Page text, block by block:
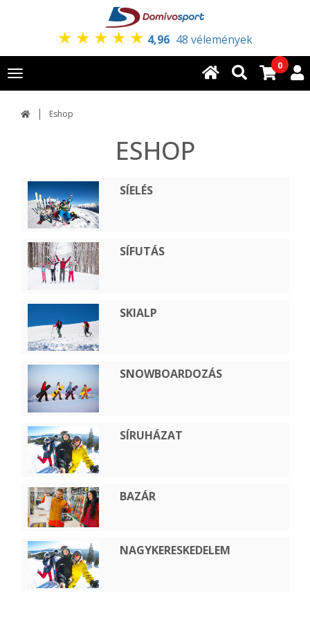
★ ★ ★ ★ ★ 4,96 48 vélemények
Toggle
navigation
0
Eshop
ESHOP
SÍELÉS
SÍFUTÁS
SKIALP
SNOWBOARDOZÁS
SÍRUHÁZAT
BAZÁR
NAGYKERESKEDELEM